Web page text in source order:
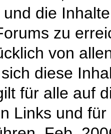
die
zu
von
diese
für alle auf
Links und